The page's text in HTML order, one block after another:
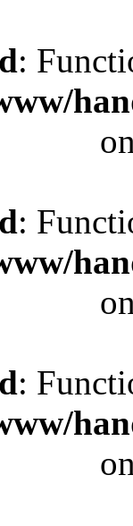
:
:
: